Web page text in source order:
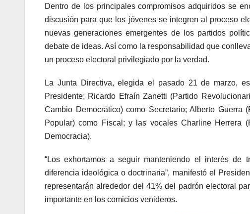
Dentro de los principales compromisos adquiridos se
discusión para que los jóvenes se integren al proceso
nuevas generaciones emergentes de los partidos
debate de ideas. Así como la responsabilidad que
un proceso electoral privilegiado por la verdad.
La Junta Directiva, elegida el pasado 21 de marzo,
Presidente; Ricardo Efraín Zanetti (Partido
Cambio Democrático) como Secretario; Alberto Guerra
Popular) como Fiscal; y las vocales Charline Herrera
Democracia).
“Los exhortamos a seguir manteniendo el interés de
diferencia ideológica o doctrinaria”, manifestó el
representarán alrededor del 41% del padrón electoral
importante en los comicios venideros.